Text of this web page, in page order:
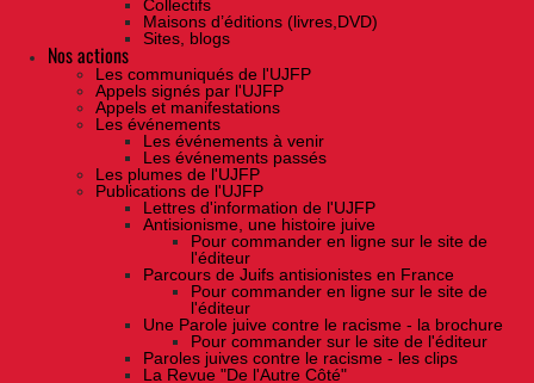
Collectifs
Maisons d’éditions (livres,DVD)
Sites, blogs
Nos actions
Les communiqués de l'UJFP
Appels signés par l'UJFP
Appels et manifestations
Les événements
Les événements à venir
Les événements passés
Les plumes de l'UJFP
Publications de l'UJFP
Lettres d'information de l'UJFP
Antisionisme, une histoire juive
Pour commander en ligne sur le site de
l'éditeur
Parcours de Juifs antisionistes en France
Pour commander en ligne sur le site de
l'éditeur
Une Parole juive contre le racisme - la brochure
Pour commander sur le site de l'éditeur
Paroles juives contre le racisme - les clips
La Revue "De l'Autre Côté"